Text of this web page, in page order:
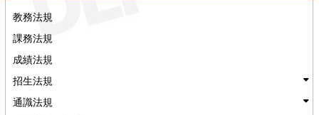
教務法規
課務法規
成績法規
招生法規
通識法規